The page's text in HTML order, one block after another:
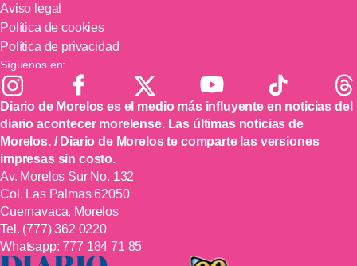
Aviso legal
Política de cookies
Política de privacidad
Síguenos en:
Diario de Morelos es el medio más influyente en noticias del
diario acontecer morelense. Las últimas noticias de
Morelos. / Diario de Morelos te comparte las versiones
impresas sin costo.
Av. Morelos Sur No. 132
Col. Las Palmas 62050
Cuernavaca, Morelos
Tel. (777) 362 0220
Whatsapp:777 184 71 85